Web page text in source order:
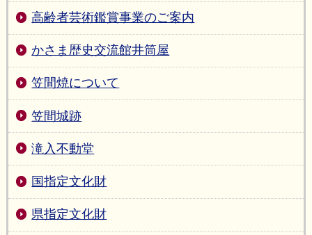
高齢者芸術鑑賞事業のご案内
かさま歴史交流館井筒屋
笠間焼について
笠間城跡
滝入不動堂
国指定文化財
県指定文化財